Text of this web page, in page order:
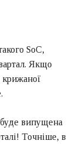
SoC,
Якщо
крижаної
випущена
Точніше, в